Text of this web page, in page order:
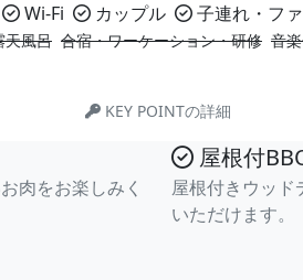
Wi-Fi カップル 子連れ・フ
天風呂 合宿・ワーケーション・研修 音
KEY POINTの詳細
肉をお楽しみく
屋根付
屋根付きウッド
いただけます。